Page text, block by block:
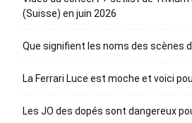
(Suisse) en juin 2026
Que signifient les noms des scènes
La Ferrari Luce est moche et voici
Les JO des dopés sont dangereux